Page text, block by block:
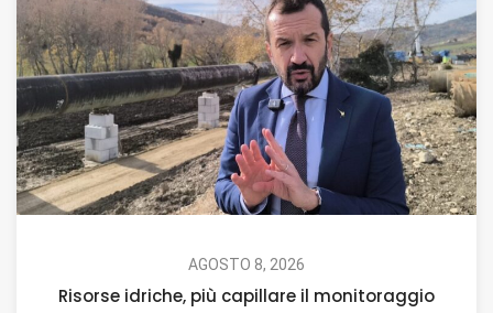
AGOSTO 8, 2026
Risorse idriche, più capillare il monitoraggio